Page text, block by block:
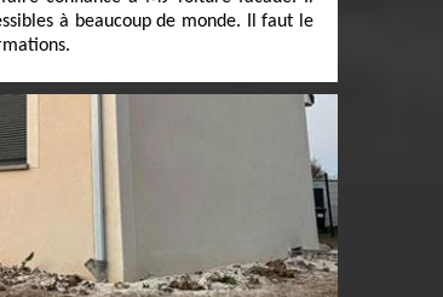
à beaucoup de monde. Il faut le